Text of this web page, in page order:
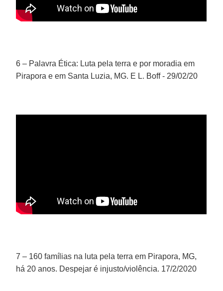
6 – Palavra Ética: Luta pela terra e por moradia em
Pirapora e em Santa Luzia, MG. E L. Boff - 29/02/20
7 – 160 famílias na luta pela terra em Pirapora, MG,
há 20 anos. Despejar é injusto/violência. 17/2/2020